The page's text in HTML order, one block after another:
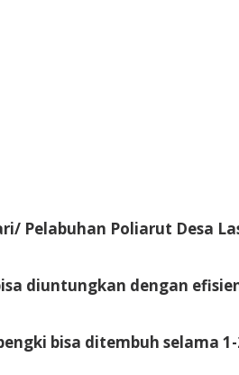
Pelabuhan Poliarut Desa
diuntungkan dengan
bisa ditembuh selama